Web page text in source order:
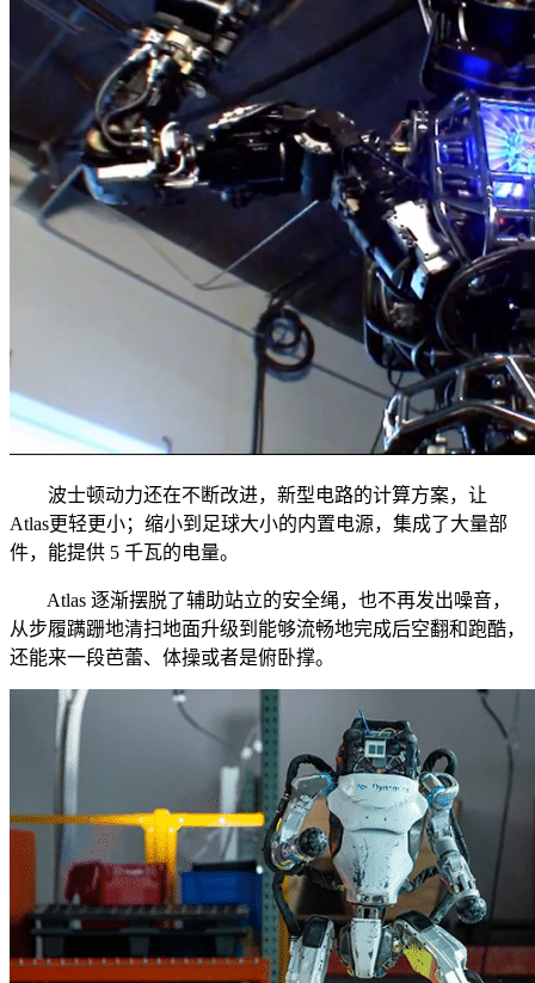
波士顿动力还在不断改进，新型电路的计算方案，让
Atlas更轻更小；缩小到足球大小的内置电源，集成了大量部
件，能提供 5 千瓦的电量。
Atlas 逐渐摆脱了辅助站立的安全绳，也不再发出噪音，
从步履蹒跚地清扫地面升级到能够流畅地完成后空翻和跑酷，
还能来一段芭蕾、体操或者是俯卧撑。